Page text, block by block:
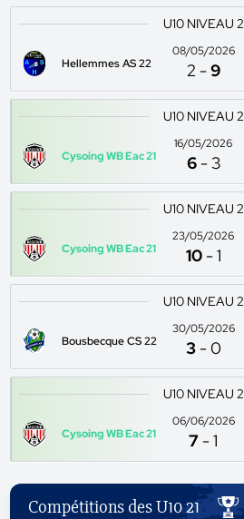
U10 NIVEAU 2
Hellemmes AS 22
08/05/2026
2 -9
U10 NIVEAU 2
Cysoing WB Eac 21
16/05/2026
6 - 3
U10 NIVEAU 2
Cysoing WB Eac 21
23/05/2026
10 -1
U10 NIVEAU 2
Bousbecque CS 22
30/05/2026
3 -0
U10 NIVEAU 2
Cysoing WB Eac 21
06/06/2026
7 -1
Compétitions des U10 21